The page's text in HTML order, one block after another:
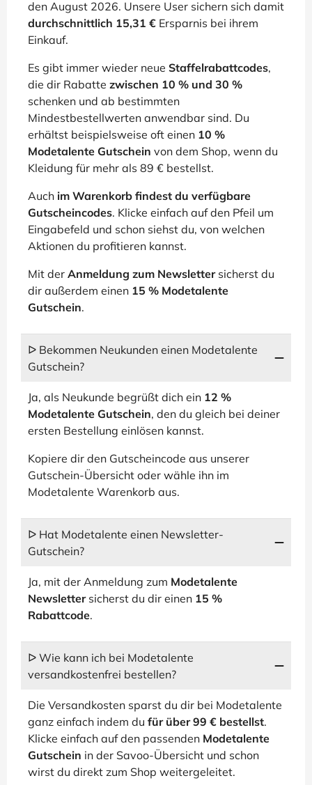
den August 2026. Unsere User sichern sich damit
durchschnittlich 15,31 € Ersparnis bei ihrem
Einkauf.
Es gibt immer wieder neue Staffelrabattcodes,
die dir Rabatte zwischen 10 % und 30 %
schenken und ab bestimmten
Mindestbestellwerten anwendbar sind. Du
erhältst beispielsweise oft einen 10 %
Modetalente Gutschein von dem Shop, wenn du
Kleidung für mehr als 89 € bestellst.
Auch im Warenkorb findest du verfügbare
Gutscheincodes. Klicke einfach auf den Pfeil um
Eingabefeld und schon siehst du, von welchen
Aktionen du profitieren kannst.
Mit der Anmeldung zum Newslettersicherst du
dir außerdem einen 15 % Modetalente
Gutschein.
ᐅ Bekommen Neukunden einen Modetalente
Gutschein?
Ja, als Neukunde begrüßt dich ein 12 %
Modetalente Gutschein, den du gleich bei deiner
ersten Bestellung einlösen kannst.
Kopiere dir den Gutscheincode aus unserer
Gutschein-Übersicht oder wähle ihn im
Modetalente Warenkorb aus.
ᐅ Hat Modetalente einen Newsletter-
Gutschein?
Ja, mit der Anmeldung zum Modetalente
Newslettersicherst du dir einen 15 %
Rabattcode.
ᐅ Wie kann ich bei Modetalente
versandkostenfrei bestellen?
Die Versandkosten sparst du dir bei Modetalente
ganz einfach indem du für über 99 € bestellst.
Klicke einfach auf den passenden Modetalente
Gutschein in der Savoo-Übersicht und schon
wirst du direkt zum Shop weitergeleitet.